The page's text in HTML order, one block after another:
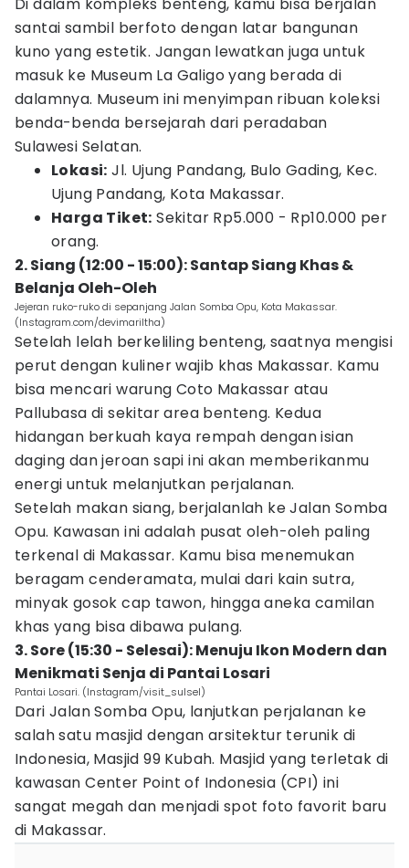
santai sambil berfoto dengan latar bangunan
kuno yang estetik. Jangan lewatkan juga untuk
masuk ke Museum La Galigo yang berada di
dalamnya. Museum ini menyimpan ribuan koleksi
benda-benda bersejarah dari peradaban
Sulawesi Selatan.
Lokasi: Jl. Ujung Pandang, Bulo Gading, Kec.
Ujung Pandang, Kota Makassar.
Harga Tiket: Sekitar Rp5.000 - Rp10.000 per
orang.
2. Siang (12:00 - 15:00): Santap Siang Khas &
Belanja Oleh-Oleh
Jejeran ruko-ruko di sepanjang Jalan Somba Opu, Kota Makassar.
(Instagram.com/devimariltha)
Setelah lelah berkeliling benteng, saatnya mengisi
perut dengan kuliner wajib khas Makassar. Kamu
bisa mencari warung Coto Makassar atau
Pallubasa di sekitar area benteng. Kedua
hidangan berkuah kaya rempah dengan isian
daging dan jeroan sapi ini akan memberikanmu
energi untuk melanjutkan perjalanan.
Setelah makan siang, berjalanlah ke Jalan Somba
Opu. Kawasan ini adalah pusat oleh-oleh paling
terkenal di Makassar. Kamu bisa menemukan
beragam cenderamata, mulai dari kain sutra,
minyak gosok cap tawon, hingga aneka camilan
khas yang bisa dibawa pulang.
3. Sore (15:30 - Selesai): Menuju Ikon Modern dan
Menikmati Senja di Pantai Losari
Pantai Losari. (Instagram/visit_sulsel)
Dari Jalan Somba Opu, lanjutkan perjalanan ke
salah satu masjid dengan arsitektur terunik di
Indonesia, Masjid 99 Kubah. Masjid yang terletak di
kawasan Center Point of Indonesia (CPI) ini
sangat megah dan menjadi spot foto favorit baru
di Makassar.